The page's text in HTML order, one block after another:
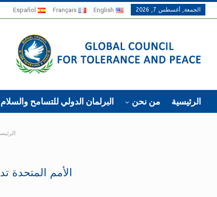
الجمعة, أغسطس 7, 2026 English
Français
Español
الرئيسية من نحن البرلمان الدولي للتسامح والسلام
الأمم المتحدة